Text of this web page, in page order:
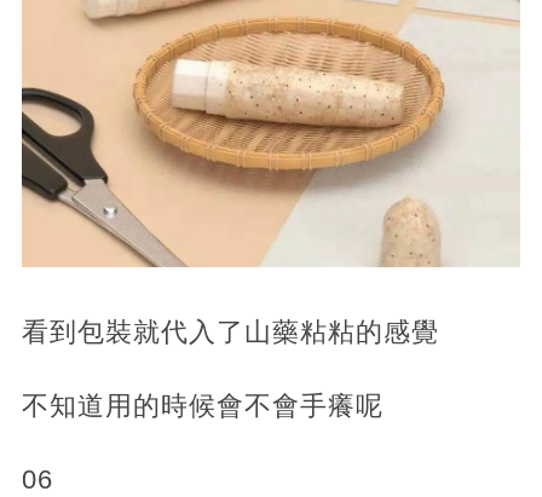
看到包裝就代入了山藥粘粘的感覺
不知道用的時候會不會手癢呢
06